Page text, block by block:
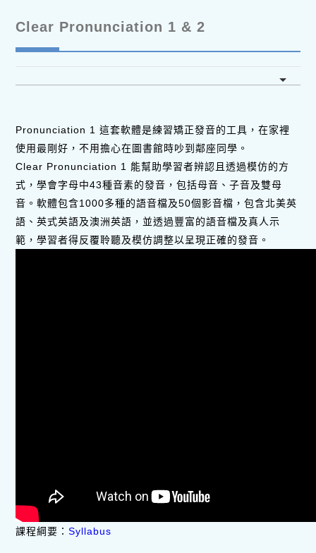
Clear Pronunciation 1 & 2
Pronunciation 1 這套軟體是練習矯正發音的工具，在家裡
使用最剛好，不用擔心在圖書館時吵到鄰座同學。
Clear Pronunciation 1 能幫助學習者辨認且透過模仿的方
式，學會字母中43種音素的發音，包括母音、子音及雙母
音。軟體包含1000多種的語音檔及50個影音檔，包含北美英
語、英式英語及澳洲英語，並透過豐富的語音檔及真人示
範，學習者得反覆聆聽及模仿調整以呈現正確的發音。
課程綱要：Syllabus